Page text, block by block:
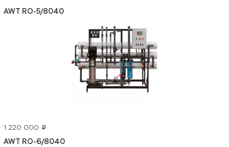
AWT RO-5/8040
1 220 000 p
AWT RO-6/8040